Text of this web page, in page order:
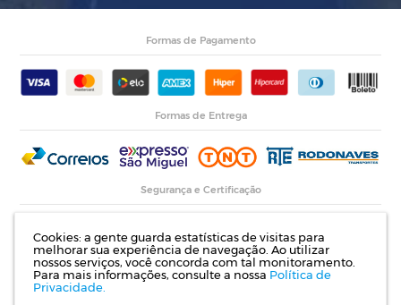
Cookies: a gente guarda estatísticas de visitas para
melhorar sua experiência de navegação. Ao utilizar
nossos serviços, você concorda com tal monitoramento.
Para mais informações, consulte a nossa Política de
Privacidade.
Formas de Pagamento
Formas de Entrega
Segurança e Certificação